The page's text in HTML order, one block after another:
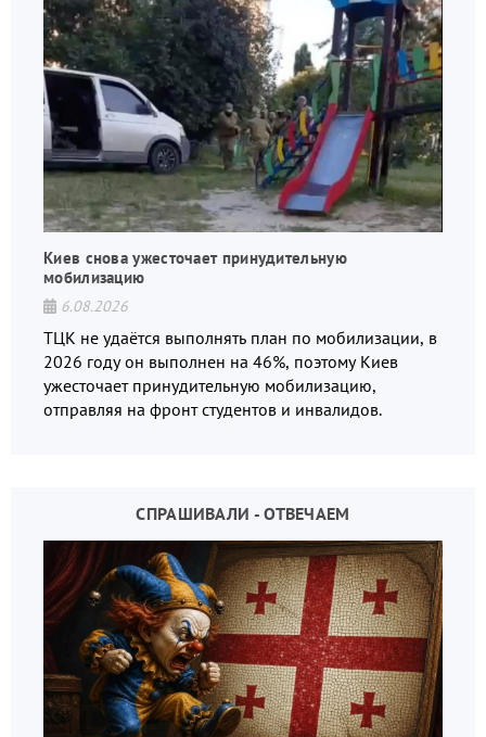
Киев снова ужесточает принудительную
мобилизацию
6.08.2026
ТЦК не удаётся выполнять план по мобилизации, в
2026 году он выполнен на 46%, поэтому Киев
ужесточает принудительную мобилизацию,
отправляя на фронт студентов и инвалидов.
СПРАШИВАЛИ - ОТВЕЧАЕМ